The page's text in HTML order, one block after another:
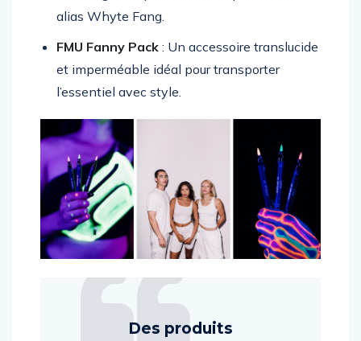
hommage à la palette éclectique de son
FMU Fanny Pack: Un accessoire translucide
et imperméable idéal pour transporter